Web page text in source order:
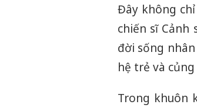
Đây không
chiến sĩ
đời sống
hệ trẻ và
Trong khuôn